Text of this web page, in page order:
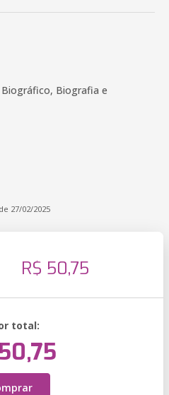
Biografia e
27/02/2025
R$ 50,75
total: